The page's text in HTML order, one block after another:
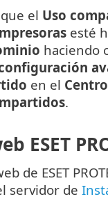
el Uso
esté
haciendo
en el
.
ESET
de ESET
servidor de